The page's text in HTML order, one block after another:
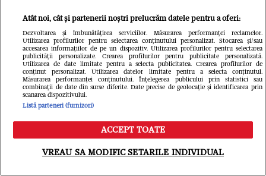
Cine este Roxana Vașniuc. A lucrat la
Etno TV, de unde a fost concediată,
și este divorțată de tatăl fiicei sale
Ce s-a
Cornel
Insula
devenit
Meniu Caută
Atât noi, cât și partenerii noștri prelucrăm datele pentru a oferi:
Dezvoltarea și îmbunătățirea serviciilor. Măsurarea performanței reclamelor.
Utilizarea profilurilor pentru selectarea conținutului personalizat. Stocarea și/sau
accesarea informațiilor de pe un dispozitiv. Utilizarea profilurilor pentru selectarea
publicității personalizate. Crearea profilurilor pentru publicitate personalizată.
Utilizarea de date limitate pentru a selecta publicitatea. Crearea profilurilor de
conținut personalizat. Utilizarea datelor limitate pentru a selecta conținutul.
Măsurarea performanței conținutului. Înțelegerea publicului prin statistici sau
combinații de date din surse diferite. Date precise de geolocație și identificarea prin
scanarea dispozitivului.
Listă parteneri (furnizori)
ACCEPT TOATE
VREAU SA MODIFIC SETARILE INDIVIDUAL